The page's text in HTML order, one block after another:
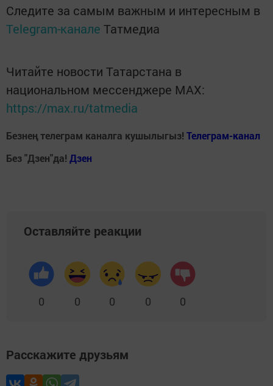
Следите за самым важным и интересным в
Telegram-канале Татмедиа
Читайте новости Татарстана в
национальном мессенджере MАХ:
https://max.ru/tatmedia
Безнең телеграм каналга кушылыгыз! Телеграм-канал
Без "Дзен"да! Дзен
Оставляйте реакции
0 0 0 0 0
Расскажите друзьям